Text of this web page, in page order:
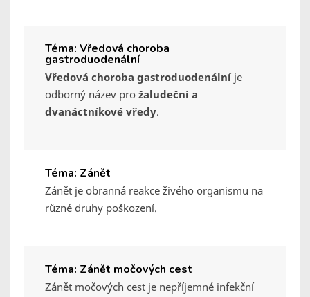
Téma: Vředová choroba
gastroduodenální
Vředová choroba gastroduodenální je
odborný název pro žaludeční a
dvanáctníkové vředy.
Téma: Zánět
Zánět je obranná reakce živého organismu na
různé druhy poškození.
Téma: Zánět močových cest
Zánět močových cest je nepříjemné infekční